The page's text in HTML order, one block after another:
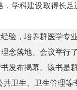
学科建设取得长
验，培养群医学专
念落地。 会议举行
发布揭幕。该书是
卫生、卫生管理等